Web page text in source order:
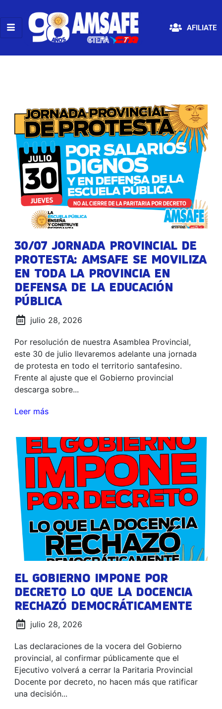
AFILIATE
30/07 JORNADA PROVINCIAL DE
PROTESTA: AMSAFE SE MOVILIZA
EN TODA LA PROVINCIA EN
DEFENSA DE LA EDUCACIÓN
PÚBLICA
julio 28, 2026
Por resolución de nuestra Asamblea Provincial,
este 30 de julio llevaremos adelante una jornada
de protesta en todo el territorio santafesino.
Frente al ajuste que el Gobierno provincial
descarga sobre...
Leer más
EL GOBIERNO IMPONE POR
DECRETO LO QUE LA DOCENCIA
RECHAZÓ DEMOCRÁTICAMENTE
julio 28, 2026
Las declaraciones de la vocera del Gobierno
provincial, al confirmar públicamente que el
Ejecutivo volverá a cerrar la Paritaria Provincial
Docente por decreto, no hacen más que ratificar
una decisión...